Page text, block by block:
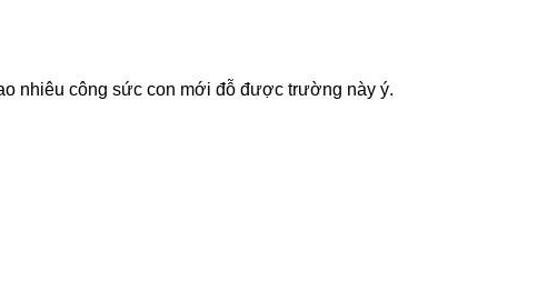
nhiêu công sức con mới đỗ được trường này ý.